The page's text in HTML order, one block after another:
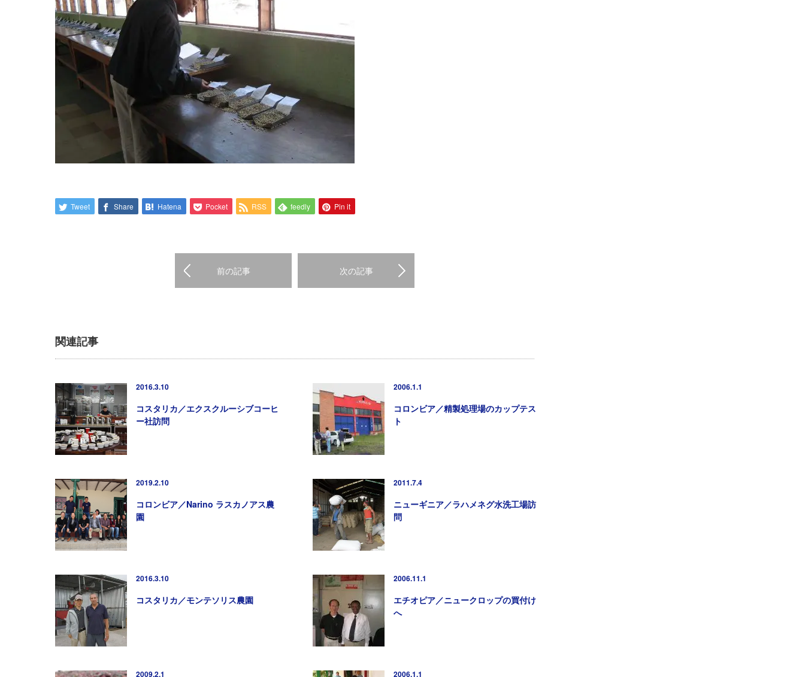
Tweet Share Hatena Pocket RSS feedly Pin it
前の記事 次の記事
関連記事
2016.3.10
コスタリカ／エクスクルーシブコーヒ
ー社訪問
2006.1.1
コロンビア／精製処理場のカップテス
ト
2019.2.10
コロンビア／Narino ラスカノアス農
園
2011.7.4
ニューギニア／ラハメネグ水洗工場訪
問
2016.3.10
コスタリカ／モンテソリス農園
2006.11.1
エチオピア／ニュークロップの買付け
へ
2009.2.1 2006.1.1